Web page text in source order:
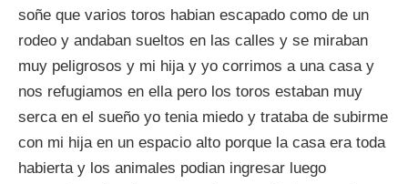
soñe que varios toros habian escapado como de un
rodeo y andaban sueltos en las calles y se miraban
muy peligrosos y mi hija y yo corrimos a una casa y
nos refugiamos en ella pero los toros estaban muy
serca en el sueño yo tenia miedo y trataba de subirme
con mi hija en un espacio alto porque la casa era toda
habierta y los animales podian ingresar luego